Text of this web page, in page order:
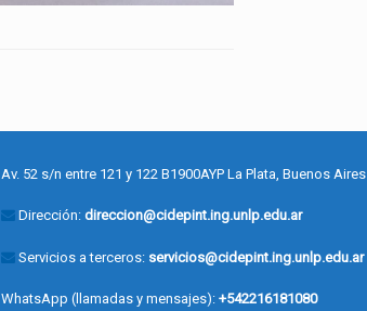
Av. 52 s/n entre 121 y 122 B1900AYP La Plata, Buenos Aires
Dirección: direccion@cidepint.ing.unlp.edu.ar
Servicios a terceros: servicios@cidepint.ing.unlp.edu.ar
WhatsApp (llamadas y mensajes): +542216181080